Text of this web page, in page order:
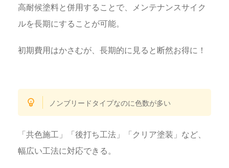
高耐候塗料と併用することで、メンテナンスサイク
ルを長期にすることが可能。
初期費用はかさむが、長期的に見ると断然お得に！
ノンブリードタイプなのに色数が多い
「共色施工」「後打ち工法」「クリア塗装」など、
幅広い工法に対応できる。